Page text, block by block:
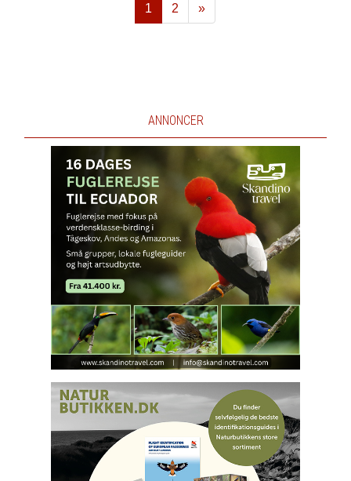
1 2
»
Næste
ANNONCER